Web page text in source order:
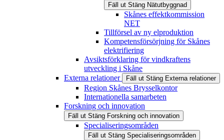
Fäll ut Stäng Nätutbyggnad
Skånes effektkommission
NET
Tillförsel av ny elproduktion
Kompetensförsörjning för Skånes
elektrifiering
Avsiktsförklaring för vindkraftens
utveckling i Skåne
Externa relationer
Fäll ut Stäng Externa relationer
Region Skånes Brysselkontor
Internationella samarbeten
Forskning och innovation
Fäll ut Stäng Forskning och innovation
Specialiseringsområden
Fäll ut Stäng Specialiseringsområden